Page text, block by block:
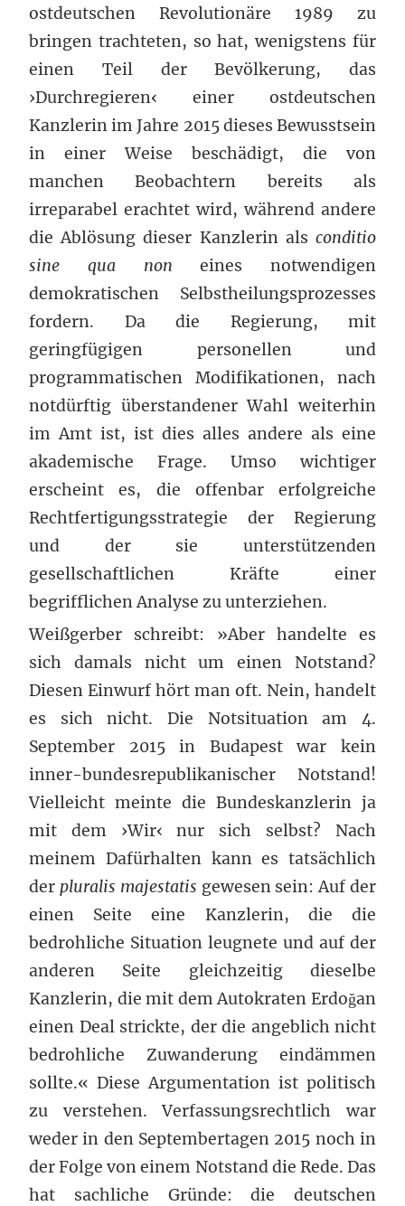
ostdeutschen Revolutionäre 1989 zu
bringen trachteten, so hat, wenigstens für
einen Teil der Bevölkerung, das
›Durchregieren‹ einer ostdeutschen
Kanzlerin im Jahre 2015 dieses Bewusstsein
in einer Weise beschädigt, die von
manchen Beobachtern bereits als
irreparabel erachtet wird, während andere
die Ablösung dieser Kanzlerin als conditio
sine qua non eines notwendigen
demokratischen Selbstheilungsprozesses
fordern. Da die Regierung, mit
geringfügigen personellen und
programmatischen Modifikationen, nach
notdürftig überstandener Wahl weiterhin
im Amt ist, ist dies alles andere als eine
akademische Frage. Umso wichtiger
erscheint es, die offenbar erfolgreiche
Rechtfertigungsstrategie der Regierung
und der sie unterstützenden
gesellschaftlichen Kräfte einer
begrifflichen Analyse zu unterziehen.
Weißgerber schreibt: »Aber handelte es
sich damals nicht um einen Notstand?
Diesen Einwurf hört man oft. Nein, handelt
es sich nicht. Die Notsituation am 4.
September 2015 in Budapest war kein
inner-bundesrepublikanischer Notstand!
Vielleicht meinte die Bundeskanzlerin ja
mit dem ›Wir‹ nur sich selbst? Nach
meinem Dafürhalten kann es tatsächlich
der pluralis majestatis gewesen sein: Auf der
einen Seite eine Kanzlerin, die die
bedrohliche Situation leugnete und auf der
anderen Seite gleichzeitig dieselbe
Kanzlerin, die mit dem Autokraten Erdoğan
einen Deal strickte, der die angeblich nicht
bedrohliche Zuwanderung eindämmen
sollte.« Diese Argumentation ist politisch
zu verstehen. Verfassungsrechtlich war
weder in den Septembertagen 2015 noch in
der Folge von einem Notstand die Rede. Das
hat sachliche Gründe: die deutschen